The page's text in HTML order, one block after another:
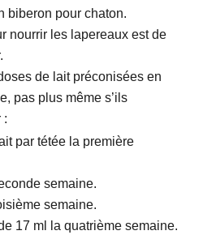
biberon pour chaton.
nourrir les lapereaux est de
de lait préconisées en
pas plus même s’ils
:
par tétée la première
semaine.
semaine.
17 ml la quatrième semaine.